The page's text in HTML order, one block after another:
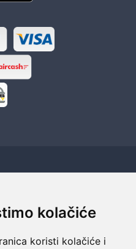
kolačiće
koristi kolačiće i
za novac